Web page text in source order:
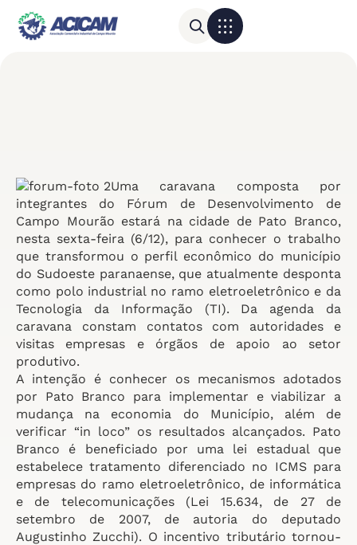
Uma caravana composta por
integrantes do Fórum de Desenvolvimento de
Campo Mourão estará na cidade de Pato Branco,
nesta sexta-feira (6/12), para conhecer o trabalho
que transformou o perfil econômico do município
do Sudoeste paranaense, que atualmente desponta
como polo industrial no ramo eletroeletrônico e da
Tecnologia da Informação (TI). Da agenda da
caravana constam contatos com autoridades e
visitas empresas e órgãos de apoio ao setor
produtivo.
A intenção é conhecer os mecanismos adotados
por Pato Branco para implementar e viabilizar a
mudança na economia do Município, além de
verificar “in loco” os resultados alcançados. Pato
Branco é beneficiado por uma lei estadual que
estabelece tratamento diferenciado no ICMS para
empresas do ramo eletroeletrônico, de informática
e de telecomunicações (Lei 15.634, de 27 de
setembro de 2007, de autoria do deputado
Augustinho Zucchi). O incentivo tributário tornou-